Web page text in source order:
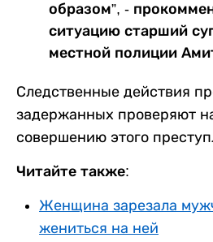
образом”, -
ситуацию старший
местной полиции
Следственные действия
задержанных проверяют
совершению этого
Читайте также:
Женщина зарезала
жениться на ней